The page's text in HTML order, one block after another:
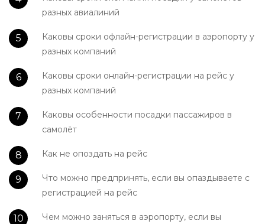
разных авиалиний
Каковы сроки офлайн-регистрации в аэропорту у
разных компаний
Каковы сроки онлайн-регистрации на рейс у
разных компаний
Каковы особенности посадки пассажиров в
самолёт
Как не опоздать на рейс
Что можно предпринять, если вы опаздываете с
регистрацией на рейс
Чем можно заняться в аэропорту, если вы